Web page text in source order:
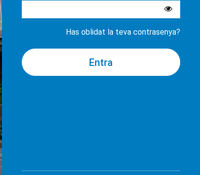
Has oblidat la teva contrasenya?